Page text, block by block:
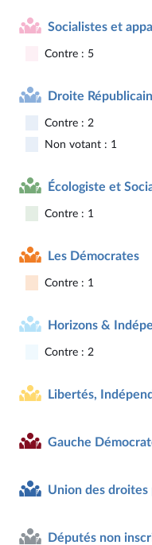
Socialistes et
Contre : 5
Droite
Contre : 2
Non votant : 1
Écologiste et
Contre : 1
Les Démocrates
Contre : 1
Horizons &
Contre : 2
Libertés,
Gauche
Union des droites
Députés non